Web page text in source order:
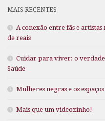
MAIS RECENTES
A conexão entre fãs e
de reais
Cuidar para viver: o
Saúde
Mulheres negras e os
Mais que um videozinho!